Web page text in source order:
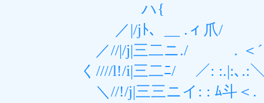
ハ{ ｀
／|/jﾄ、__ .ィ爪/
／//|/j|三二ニ./ . ＜´: :
く////l!/i|三二ﾆ/ ／: :.|:､.:＼
＼//!/j|三三ニイ: : ﾑ斗＜.